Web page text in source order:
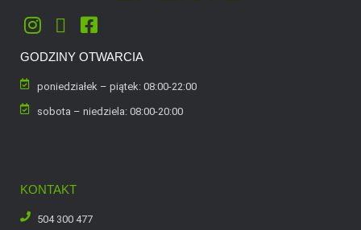
GODZINY OTWARCIA
poniedziałek – piątek: 08:00-22:00
sobota – niedziela: 08:00-20:00
KONTAKT
504 300 477